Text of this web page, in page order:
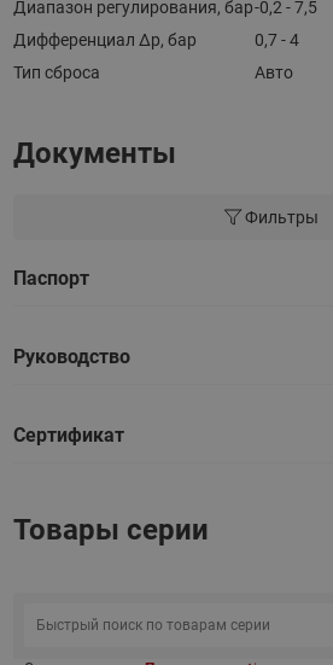
Диапазон регулирования, бар-0,2 - 7,5
Дифференциал ∆p, бар
0,7 - 4
Тип сброса
Авто
Документы
Фильтры
Паспорт
Руководство
Сертификат
Товары серии